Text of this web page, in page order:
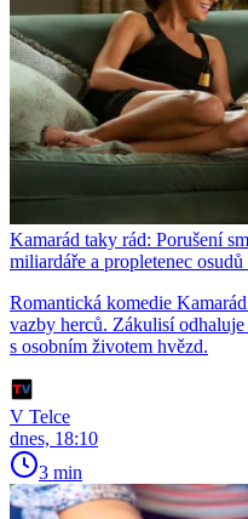
Kamarád taky rád: Porušení
miliardáře a propletenec
Romantická komedie
vazby herců. Zákulisí
s osobním životem hvězd.
V Telce
dnes, 18:10
3 min